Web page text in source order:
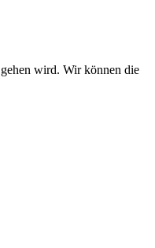
wird. Wir können die